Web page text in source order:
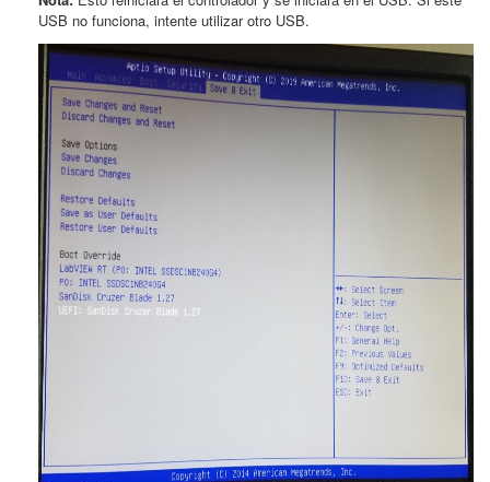
USB no funciona, intente utilizar otro USB.